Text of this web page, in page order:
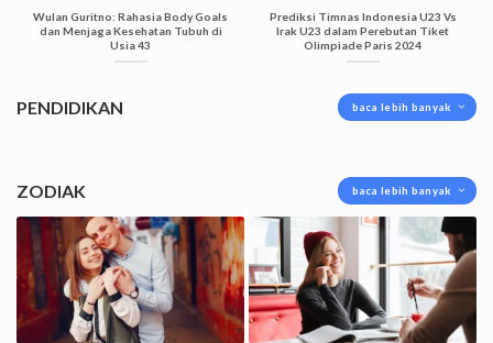
Wulan Guritno: Rahasia Body Goals
dan Menjaga Kesehatan Tubuh di
Usia 43
Prediksi Timnas Indonesia U23 Vs
Irak U23 dalam Perebutan Tiket
Olimpiade Paris 2024
PENDIDIKAN baca lebih banyak
ZODIAK baca lebih banyak